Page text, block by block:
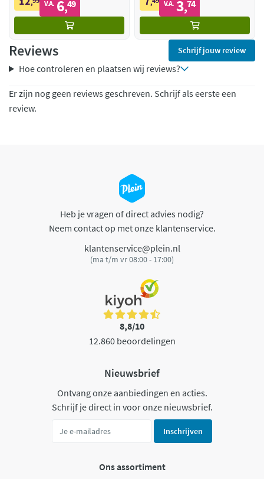
, V.A. 6,49 , V.A. 3,74
Reviews Schrijf jouw review
Hoe controleren en plaatsen wij reviews?
Er zijn nog geen reviews geschreven. Schrijf als eerste een
review.
Heb je vragen of direct advies nodig?
Neem contact op met onze klantenservice.
klantenservice@plein.nl
(ma t/m vr 08:00 - 17:00)
8,8/10
12.860 beoordelingen
Nieuwsbrief
Ontvang onze aanbiedingen en acties.
Schrijf je direct in voor onze nieuwsbrief.
Inschrijven
Ons assortiment